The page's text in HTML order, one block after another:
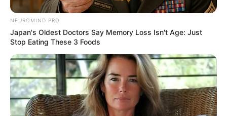
NEUROMIND PRO
Japan's Oldest Doctors Say Memory Loss Isn't Age: Just
Stop Eating These 3 Foods